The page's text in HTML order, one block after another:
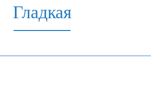
Гладкая